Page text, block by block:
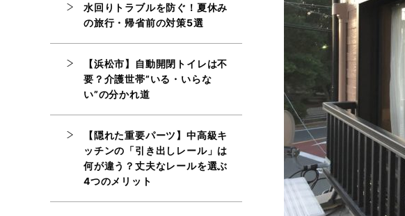
水回りトラブルを防ぐ！夏休み
の旅行・帰省前の対策5選
【浜松市】自動開閉トイレは不
要？介護世帯”いる・いらな
い”の分かれ道
【隠れた重要パーツ】中高級キ
ッチンの「引き出しレール」は
何が違う？丈夫なレールを選ぶ
4つのメリット